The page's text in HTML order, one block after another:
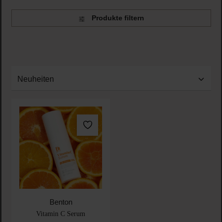
Produkte filtern
Benton
Vitamin C Serum